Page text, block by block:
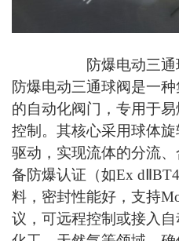
防爆电动三
防爆电动三通球阀是一
的自动化阀门，专用于
控制。其核心采用球体
驱动，实现流体的分流
备防爆认证（如Ex
料，密封性能好，支持
议，可远程控制或接入自